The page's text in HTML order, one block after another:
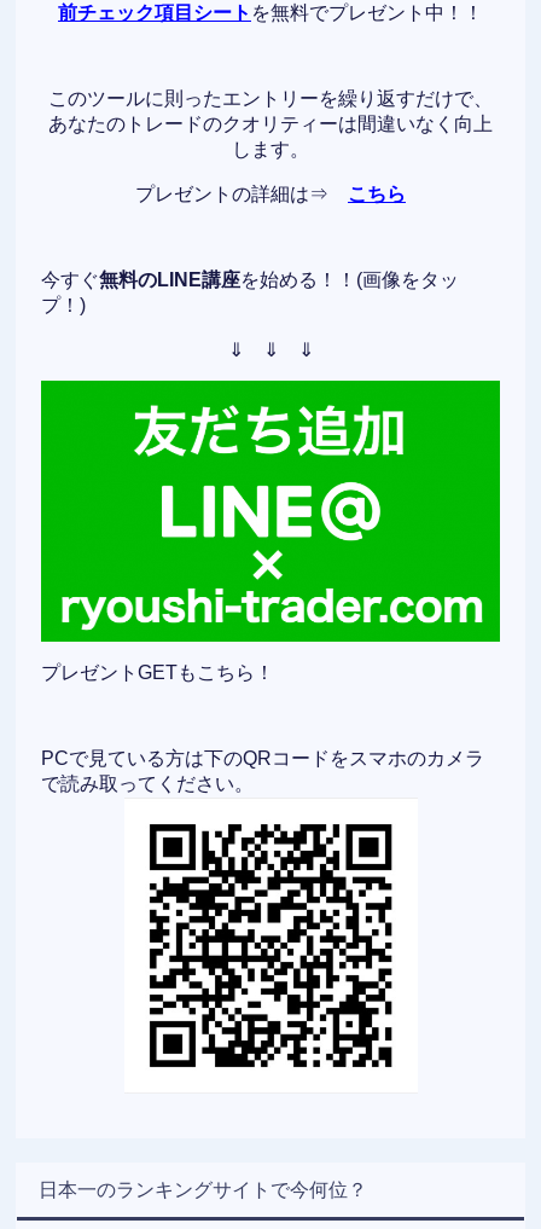
前チェック項目シート を無料でプレゼント中！！
このツールに則ったエントリーを繰り返すだけで、
あなたのトレードのクオリティーは間違いなく向上
します。
プレゼントの詳細は⇒ こちら
今すぐ無料のLINE講座を始める！！(画像をタッ
プ！)
⇓ ⇓ ⇓
プレゼントGETもこちら！
PCで見ている方は下のQRコードをスマホのカメラ
で読み取ってください。
日本一のランキングサイトで今何位？